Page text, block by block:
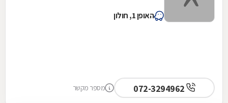
האופן 1, חולון
מספר מקשר